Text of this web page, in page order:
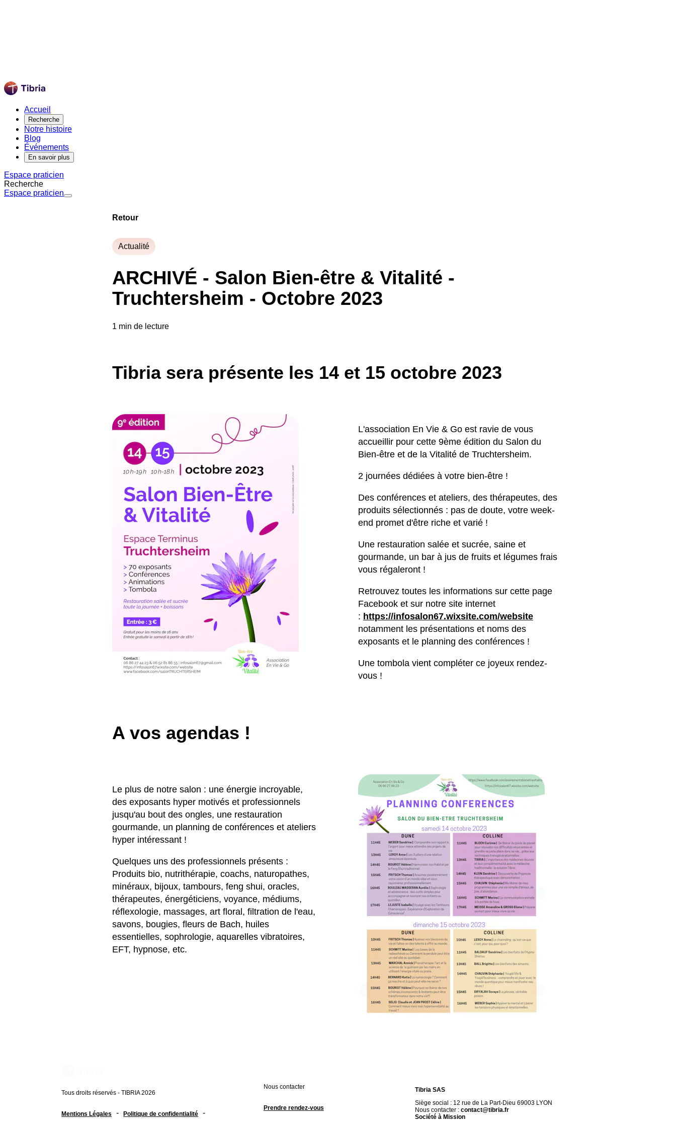
Accueil
Recherche
Notre histoire
Blog
Événements
En savoir plus
Espace praticien
Recherche
Espace praticien
Retour
Actualité
ARCHIVÉ - Salon Bien-être & Vitalité -
Truchtersheim - Octobre 2023
1 min de lecture
Tibria sera présente les 14 et 15 octobre 2023
L'association En Vie & Go est ravie de vous
accueillir pour cette 9ème édition du Salon du
Bien-être et de la Vitalité de Truchtersheim.
2 journées dédiées à votre bien-être !
Des conférences et ateliers, des thérapeutes, des
produits sélectionnés : pas de doute, votre week-
end promet d'être riche et varié !
Une restauration salée et sucrée, saine et
gourmande, un bar à jus de fruits et légumes frais
vous régaleront !
Retrouvez toutes les informations sur cette page
Facebook et sur notre site internet
: https://infosalon67.wixsite.com/website
notamment les présentations et noms des
exposants et le planning des conférences !
Une tombola vient compléter ce joyeux rendez-
vous !
A vos agendas !
Le plus de notre salon : une énergie incroyable,
des exposants hyper motivés et professionnels
jusqu'au bout des ongles, une restauration
gourmande, un planning de conférences et ateliers
hyper intéressant !
Quelques uns des professionnels présents :
Produits bio, nutrithérapie, coachs, naturopathes,
minéraux, bijoux, tambours, feng shui, oracles,
thérapeutes, énergéticiens, voyance, médiums,
réflexologie, massages, art floral, filtration de l'eau,
savons, bougies, fleurs de Bach, huiles
essentielles, sophrologie, aquarelles vibratoires,
EFT, hypnose, etc.
Tous droits réservés - TIBRIA 2026
Mentions Légales - Politique de confidentialité -
Nous contacter
Prendre rendez-vous
Tibria SAS
Siège social : 12 rue de La Part-Dieu 69003 LYON
Nous contacter :contact@tibria.fr
Société à Mission